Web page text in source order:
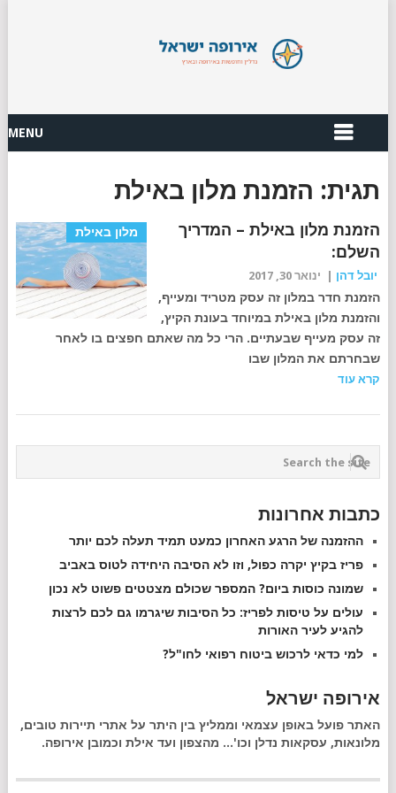
MENU
תגית: הזמנת מלון באילת
מלון באילת
הזמנת מלון באילת – המדריך
השלם:
יובל דהן ינואר 30, 2017
הזמנת חדר במלון זה עסק מטריד ומעייף,
והזמנת מלון באילת במיוחד בעונת הקיץ,
זה עסק מעייף שבעתיים. הרי כל מה שאתם חפצים בו לאחר
שבחרתם את המלון שבו
קרא עוד
כתבות אחרונות
ההזמנה של הרגע האחרון כמעט תמיד תעלה לכם יותר
פריז בקיץ יקרה כפול, וזו לא הסיבה היחידה לטוס באביב
שמונה כוסות ביום? המספר שכולם מצטטים פשוט לא נכון
עולים על טיסות לפריז: כל הסיבות שיגרמו גם לכם לרצות
להגיע לעיר האורות
למי כדאי לרכוש ביטוח רפואי לחו"ל?
אירופה ישראל
האתר פועל באופן עצמאי וממליץ בין היתר על אתרי תיירות טובים,
מלונאות, עסקאות נדלן וכו'... מהצפון ועד אילת וכמובן אירופה.